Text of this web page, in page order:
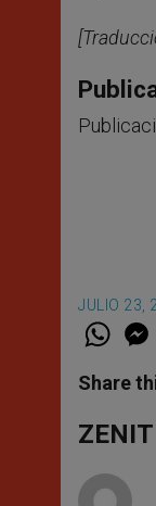
JULIO 23,
W
t
s
p
p
Share